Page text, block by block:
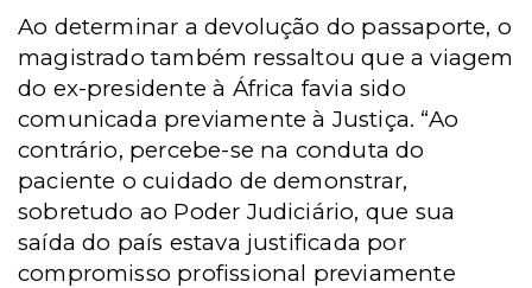
Ao determinar a devolução do passaporte, o
magistrado também ressaltou que a viagem
do ex-presidente à África favia sido
comunicada previamente à Justiça. “Ao
contrário, percebe-se na conduta do
paciente o cuidado de demonstrar,
sobretudo ao Poder Judiciário, que sua
saída do país estava justificada por
compromisso profissional previamente